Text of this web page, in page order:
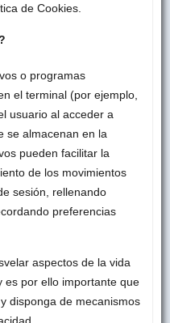
de Cookies.
o programas
el terminal (por ejemplo,
usuario al acceder a
se almacenan en la
pueden facilitar la
de los movimientos
sesión, rellenando
preferencias
aspectos de la vida
es por ello importante que
disponga de mecanismos